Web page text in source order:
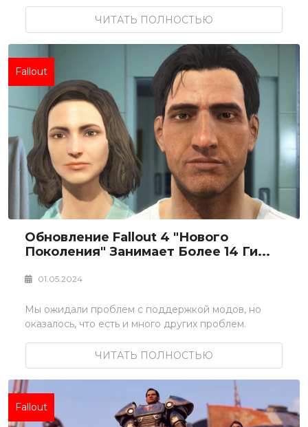
ЧИТАТЬ ПОЛНОСТЬЮ
Fallout
Обновление Fallout 4 "нового
Поколения" Занимает Более 14 Ги...
01.05.2024
Мы ожидали проблем с поддержкой модов, но
оказалось, что есть и много других проблем.
ЧИТАТЬ ПОЛНОСТЬЮ
Fallout